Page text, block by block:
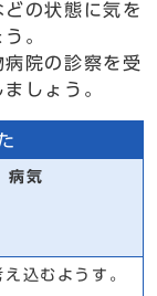
の状態に気を
。
院の診察を受
しょう。
病気
込むようす。